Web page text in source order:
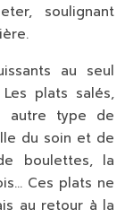
soulignant
au seul
plats salés,
autre type de
du soin et de
boulettes, la
Ces plats ne
au retour à la